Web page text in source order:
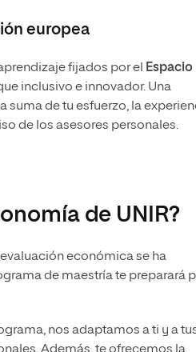
europea
fijados por el
Espacio
inclusivo e innovador. Una
suma de tu esfuerzo, la
de los asesores personales.
de UNIR?
económica se ha
de maestría te preparará
nos adaptamos a ti y a